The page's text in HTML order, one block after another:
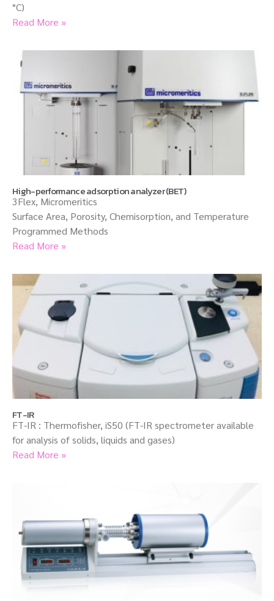
°C)
Read More »
High-performance adsorption analyzer (BET)
3Flex, Micromeritics
Surface Area, Porosity, Chemisorption, and Temperature
Programmed Methods
Read More »
FT-IR
FT-IR : Thermofisher, iS50 (FT-IR spectrometer available
for analysis of solids, liquids and gases)
Read More »